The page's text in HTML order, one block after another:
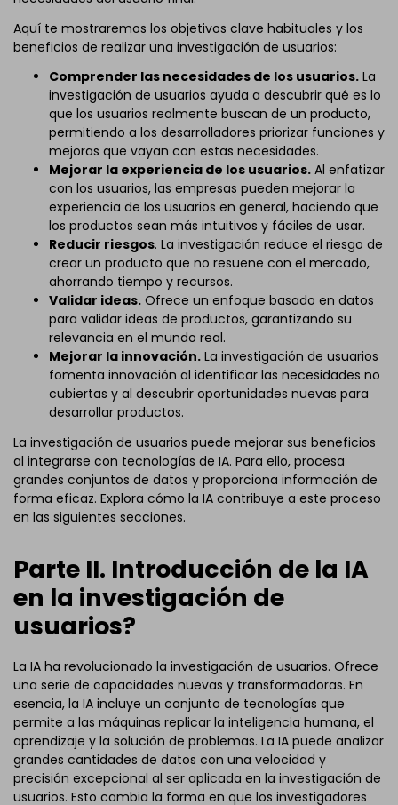
Aquí te mostraremos los objetivos clave habituales y los
beneficios de realizar una investigación de usuarios:
Comprender las necesidades de los usuarios. La
investigación de usuarios ayuda a descubrir qué es lo
que los usuarios realmente buscan de un producto,
permitiendo a los desarrolladores priorizar funciones y
mejoras que vayan con estas necesidades.
Mejorar la experiencia de los usuarios. Al enfatizar
con los usuarios, las empresas pueden mejorar la
experiencia de los usuarios en general, haciendo que
los productos sean más intuitivos y fáciles de usar.
Reducir riesgos. La investigación reduce el riesgo de
crear un producto que no resuene con el mercado,
ahorrando tiempo y recursos.
Validar ideas. Ofrece un enfoque basado en datos
para validar ideas de productos, garantizando su
relevancia en el mundo real.
Mejorar la innovación. La investigación de usuarios
fomenta innovación al identificar las necesidades no
cubiertas y al descubrir oportunidades nuevas para
desarrollar productos.
La investigación de usuarios puede mejorar sus beneficios
al integrarse con tecnologías de IA. Para ello, procesa
grandes conjuntos de datos y proporciona información de
forma eficaz. Explora cómo la IA contribuye a este proceso
en las siguientes secciones.
Parte II. Introducción de la IA
en la investigación de
usuarios?
La IA ha revolucionado la investigación de usuarios. Ofrece
una serie de capacidades nuevas y transformadoras. En
esencia, la IA incluye un conjunto de tecnologías que
permite a las máquinas replicar la inteligencia humana, el
aprendizaje y la solución de problemas. La IA puede analizar
grandes cantidades de datos con una velocidad y
precisión excepcional al ser aplicada en la investigación de
usuarios. Esto cambia la forma en que los investigadores